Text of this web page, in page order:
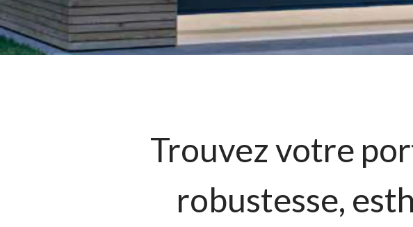
Trouvez votre
robustesse,